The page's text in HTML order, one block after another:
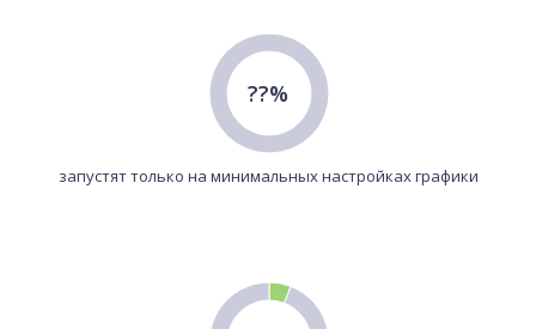
??%
запустят только на минимальных настройках графики